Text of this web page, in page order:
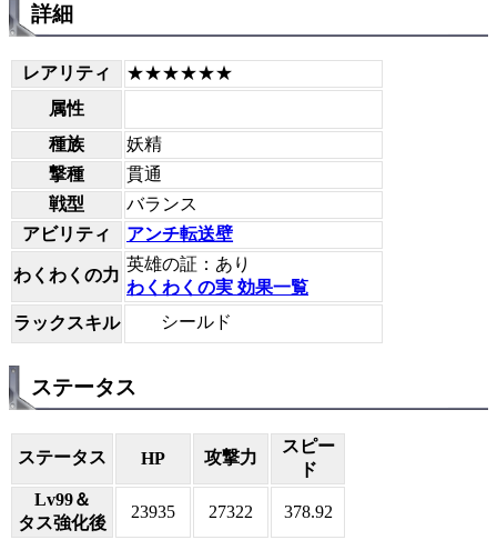
詳細
レアリティ
★★★★★★
属性
種族
妖精
撃種
貫通
戦型
バランス
アビリティ
アンチ転送壁
わくわくの力
英雄の証：あり
わくわくの実 効果一覧
ラックスキル
シールド
ステータス
ステータス HP 攻撃力
スピー
ド
Lv99＆
タス強化後
23935 27322 378.92